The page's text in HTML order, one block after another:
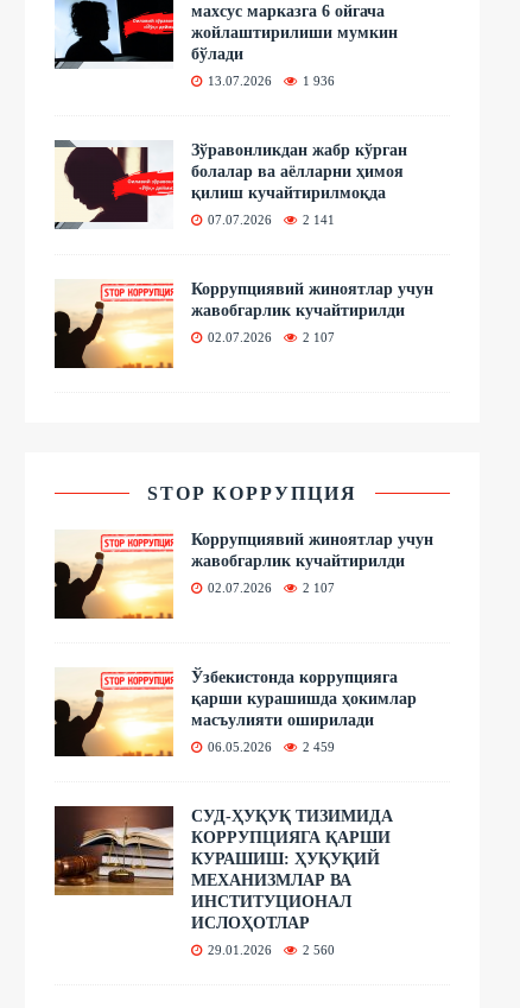
махсус марказга 6 ойгача
жойлаштирилиши мумкин
бўлади
13.07.2026 1 936
Зўравонликдан жабр кўрган
болалар ва аёлларни ҳимоя
қилиш кучайтирилмоқда
07.07.2026 2 141
Коррупциявий жиноятлар учун
жавобгарлик кучайтирилди
02.07.2026 2 107
STOP КОРРУПЦИЯ
Коррупциявий жиноятлар учун
жавобгарлик кучайтирилди
02.07.2026 2 107
Ўзбекистонда коррупцияга
қарши курашишда ҳокимлар
масъулияти оширилади
06.05.2026 2 459
СУД-ҲУҚУҚ ТИЗИМИДА
КОРРУПЦИЯГА ҚАРШИ
КУРАШИШ: ҲУҚУҚИЙ
МЕХАНИЗМЛАР ВА
ИНСТИТУЦИОНАЛ
ИСЛОҲОТЛАР
29.01.2026 2 560